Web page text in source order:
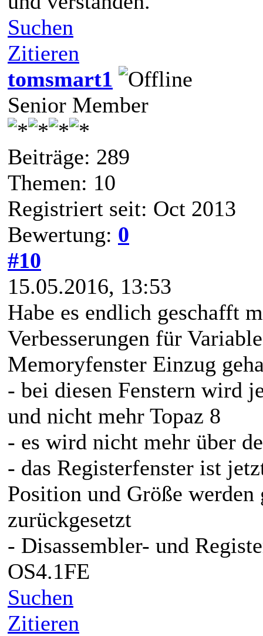
Suchen
Zitieren
tomsmart1
Senior Member
Beiträge: 289
Themen: 10
Registriert seit: Oct 2013
Bewertung: 0
#10
15.05.2016, 13:53
Habe es endlich geschafft
Verbesserungen für
Memoryfenster Einzug
- bei diesen Fenstern wird
und nicht mehr Topaz 8
- es wird nicht mehr über
- das Registerfenster ist
Position und Größe
zurückgesetzt
- Disassembler- und
OS4.1FE
Suchen
Zitieren